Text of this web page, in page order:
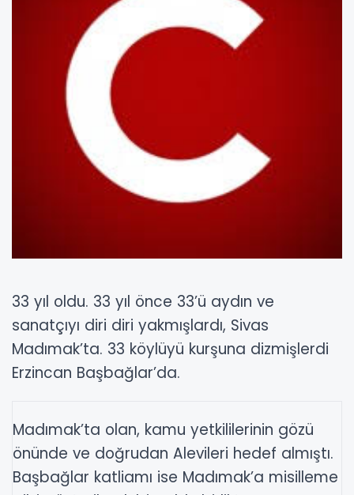
33 yıl oldu. 33 yıl önce 33’ü aydın ve
sanatçıyı diri diri yakmışlardı, Sivas
Madımak’ta. 33 köylüyü kurşuna dizmişlerdi
Erzincan Başbağlar’da.
Madımak’ta olan, kamu yetkililerinin gözü
önünde ve doğrudan Alevileri hedef almıştı.
Başbağlar katliamı ise Madımak’a misilleme